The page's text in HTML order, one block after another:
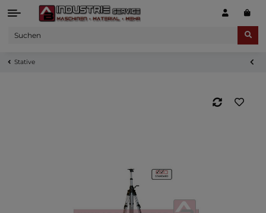
Stative